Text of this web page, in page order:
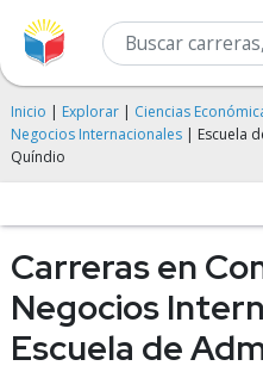
Inicio | Explorar | Ciencias
Negocios Internacionales | Escuela
Quíndio
Carreras en
Negocios
Escuela de